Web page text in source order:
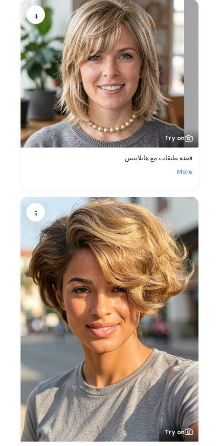
4
Try on
قصّة طبقات مع هايلايتس
More
5
Try on